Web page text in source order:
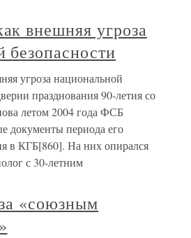
внешняя угроза
безопасности
угроза национальной
празднования 90-летия со
летом 2004 года ФСБ
документы периода его
в КГБ[860]. На них опирался
с 30-летним
«союзным